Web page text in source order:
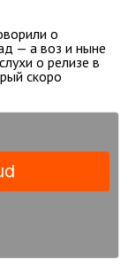
о
— а воз и ныне
о релизе в
скоро